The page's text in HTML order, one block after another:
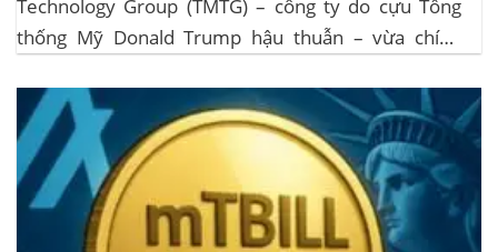
Technology Group (TMTG) – công ty do cựu Tổng
thống Mỹ Donald Trump hậu thuẫn – vừa chính
dịch Mỹ (SEC) để xin phê duyệt quỹ ETF Bitcoin...